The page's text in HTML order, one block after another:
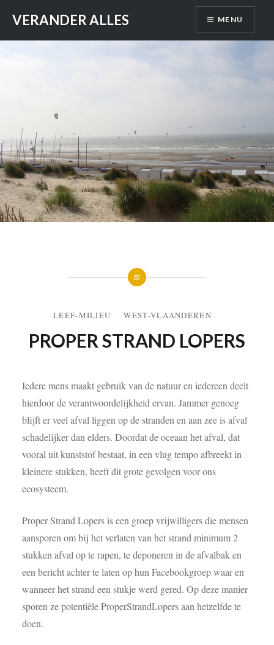
content
VERANDER ALLES MENU
LEEF-MILIEU WEST-VLAANDEREN
PROPER STRAND LOPERS
Iedere mens maakt gebruik van de natuur en iedereen deelt
hierdoor de verantwoordelijkheid ervan. Jammer genoeg
blijft er veel afval liggen op de stranden en aan zee is afval
schadelijker dan elders. Doordat de oceaan het afval, dat
vooral uit kunststof bestaat, in een vlug tempo afbreekt in
kleinere stukken, heeft dit grote gevolgen voor ons
ecosysteem.
Proper Strand Lopers is een groep vrijwilligers die mensen
aansporen om bij het verlaten van het strand minimum 2
stukken afval op te rapen, te deponeren in de afvalbak en
een bericht achter te laten op hun Facebookgroep waar en
wanneer het strand een stukje werd gered. Op deze manier
sporen ze potentiële ProperStrandLopers aan hetzelfde te
doen.